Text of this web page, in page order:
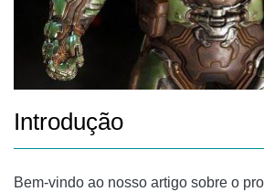
Introdução
Bem-vindo ao nosso artigo sobre o